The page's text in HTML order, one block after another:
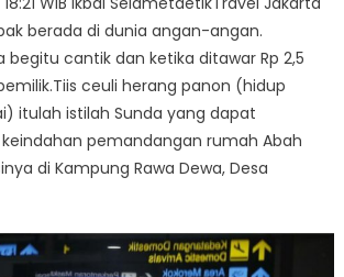
berada di dunia angan-angan.
begitu cantik dan ketika ditawar Rp 2,5
ceuli herang panon (hidup
itulah istilah Sunda yang dapat
pemandangan rumah Abah
di Kampung Rawa Dewa, Desa